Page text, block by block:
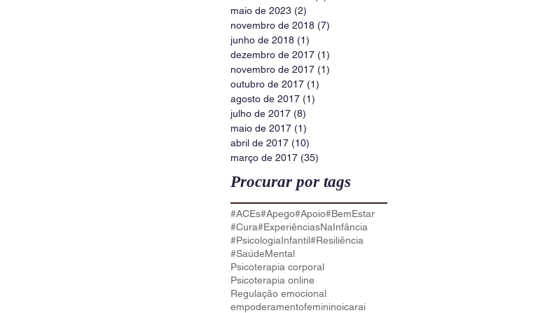
maio de 2023 (2)
novembro de 2018 (7)
junho de 2018 (1)
dezembro de 2017 (1)
novembro de 2017 (1)
outubro de 2017 (1)
agosto de 2017 (1)
julho de 2017 (8)
maio de 2017 (1)
abril de 2017 (10)
março de 2017 (35)
Procurar por tags
#ACEs#Apego#Apoio#BemEstar
#Cura#ExperiênciasNaInfância
#PsicologiaInfantil#Resiliência
#SaúdeMental
Psicoterapia corporal
Psicoterapia online
Regulação emocional
empoderamentofemininoicarai